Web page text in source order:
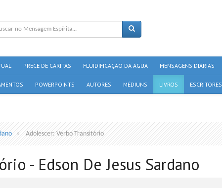
PRECE DE CÁRITAS FLUIDIFICAÇÃO DA ÁGUA MENSAGENS DIÁRIAS
POWERPOINTS AUTORES MÉDIUNS LIVROS ESCRITORES
Adolescer: Verbo Transitório
- Edson De Jesus Sardano